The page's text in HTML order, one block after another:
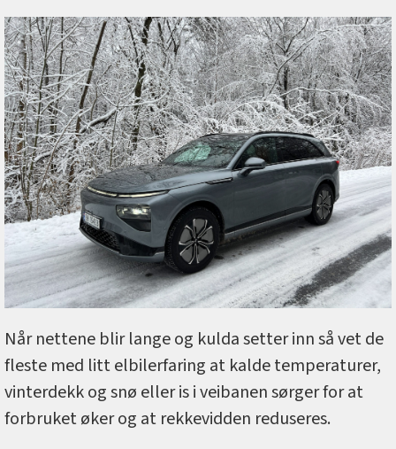
Når nettene blir lange og kulda setter inn så vet de
fleste med litt elbilerfaring at kalde temperaturer,
vinterdekk og snø eller is i veibanen sørger for at
forbruket øker og at rekkevidden reduseres.